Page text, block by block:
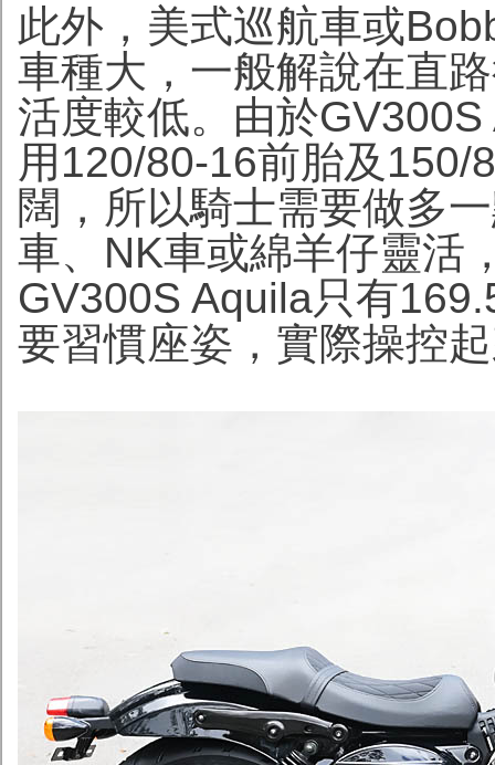
此外，美式巡航車或
車種大，一般解說在直
活度較低。由於
用120/80-16前胎及150/
闊，所以騎士需要做多
車、NK車或綿羊仔靈活
GV300S Aquila只有
要習慣座姿，實際操控